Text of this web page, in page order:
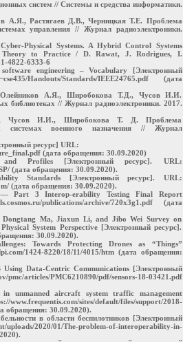
систем // Системы и средства информатики.
А.Я., Растягаев Д.В., Черницкая Т.Е. Проблема
управления // Журнал радиоэлектроники.
Physical Systems. A Hybrid Control Systems
Theory to Practice / D. Rawat, J. Rodrigues, I.
4822-6333-6
engineering – Vocabulary [Электронный
Handouts/Standards/IEEE24765.pdf (дата
А.Я., Широбокова Т.Д., Чусов И.И.
библиотеках // Журнал радиоэлектроники. 2017.
Чусов И.И., Широбокова Т. Д. Проблема
системах военного назначения // Журнал
ресурс] URL:
(дата обращения: 30.09.2020)
Profiles [Электронный ресурс]. URL:
(дата обращения: 30.09.2020).
Standards [Электронный ресурс]. URL:
(дата обращения: 30.09.2020).
Part 3 Interop-erability Testing Final Report
publications/archive/720x3g1.pdf (дата
Ma, Jiaxun Li, and Jibo Wei Survey on
System Perspective [Электронный ресурс].
30.09.2020).
Towards Protecting Drones as “Things”
1424-8220/18/11/4015/htm (дата обращения:
Data-Centric Communications [Электронный
articles/PMC6210890/pdf/sensors-18-03421.pdf
unmanned aircraft system traffic management
sites/default/files/support/2018-
обращения: 30.09.2020).
в области беспилотников [Электронный
2020/01/The-problem-of-interoperability-in-